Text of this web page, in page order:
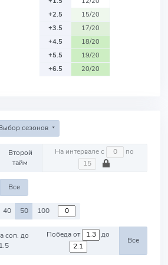
+2.5
15/20
+3.5
17/20
+4.5
18/20
+5.5
19/20
+6.5
20/20
сезонов
Второй
тайм
На интервале с по
Все
40 50 100
соп. до
1.5
Победа от до
Все